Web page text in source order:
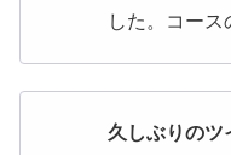
した。コース
久しぶりのツ